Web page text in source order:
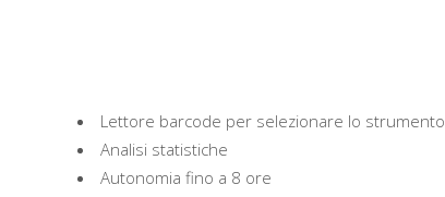
Lettore barcode per selezionare lo strumento
Analisi statistiche
Autonomia fino a 8 ore